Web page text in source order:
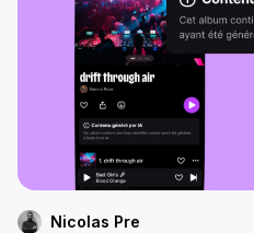
Nicolas Pre